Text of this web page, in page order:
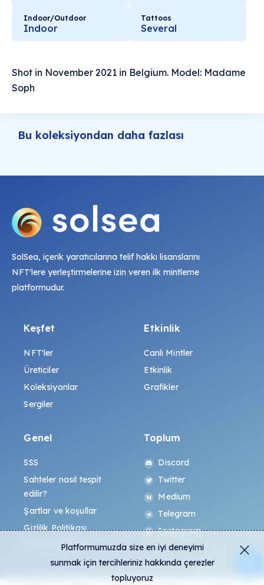
Indoor/Outdoor
Indoor
Tattoos
Several
Shot in November 2021 in Belgium. Model: Madame
Soph
Bu koleksiyondan daha fazlası
SolSea, içerik yaratıcılarına telif hakkı lisanslarını
NFT'lere yerleştirmelerine izin veren ilk mintleme
platformudur.
Keşfet
NFT'ler
Üreticiler
Koleksiyonlar
Sergiler
Etkinlik
Canlı Mintler
Etkinlik
Grafikler
Genel
SSS
Sahteler nasıl tespit
edilir?
Şartlar ve koşullar
Gizlilik Politikası
All-Art Protokolü
Toplum
Discord
Twitter
Medium
Telegram
Instagram
Platformumuzda size en iyi deneyimi
sunmak için tercihleriniz hakkında çerezler
topluyoruz